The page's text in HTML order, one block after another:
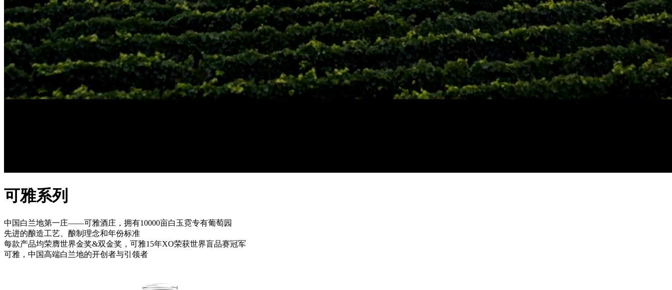
可雅系列
中国白兰地第一庄——可雅酒庄，拥有10000亩白玉霓专有葡萄园
先进的酿造工艺、酿制理念和年份标准
每款产品均荣膺世界金奖&双金奖，可雅15年XO荣获世界盲品赛冠军
可雅，中国高端白兰地的开创者与引领者